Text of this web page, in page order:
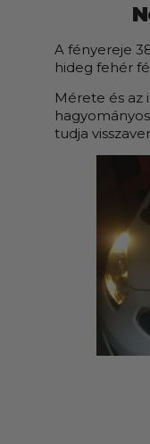
A fényereje
hideg fehér
Mérete és az
tudja